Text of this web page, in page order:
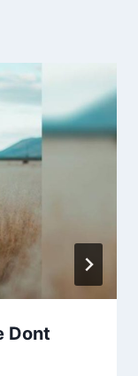
Dont